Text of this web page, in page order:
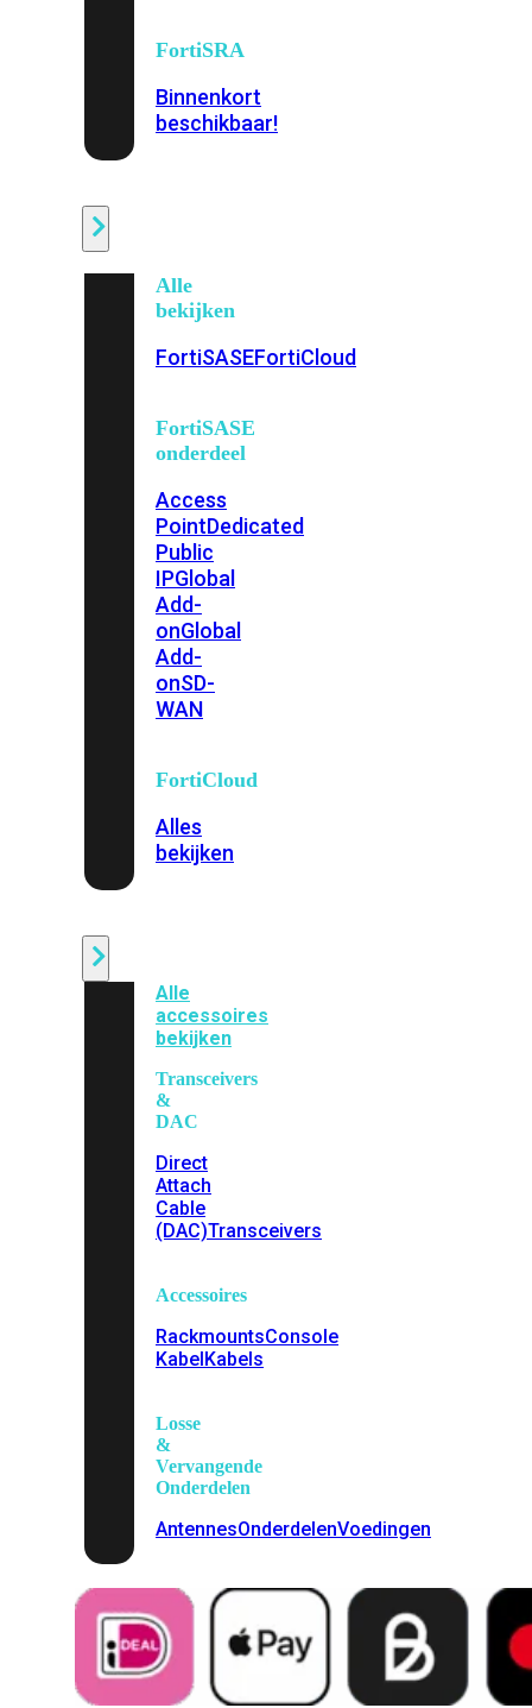
FortiSRA
Binnenkort
beschikbaar!
Alle
bekijken
FortiSASEFortiCloud
FortiSASE
onderdeel
Access
PointDedicated
Public
IPGlobal
Add-
onGlobal
Add-
onSD-
WAN
FortiCloud
Alles
bekijken
Alle
accessoires
bekijken
Transceivers
&
DAC
Direct
Attach
Cable
(DAC)Transceivers
Accessoires
RackmountsConsole
KabelKabels
Losse
&
Vervangende
Onderdelen
AntennesOnderdelenVoedingen